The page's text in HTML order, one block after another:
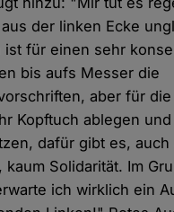
der linken Ecke
ist für einen sehr
bis aufs Messer die
aber für
Kopftuch ablegen
dafür gibt es, auch
kaum Solidarität. Im
ich wirklich ein